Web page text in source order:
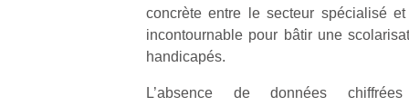
concrète entre le secteur spécialisé
incontournable pour bâtir une
handicapés.
L’absence de données